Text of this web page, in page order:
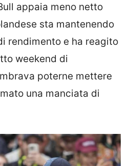
appaia meno netto
sta mantenendo
rendimento e ha reagito
weekend di
poterne mettere
una manciata di